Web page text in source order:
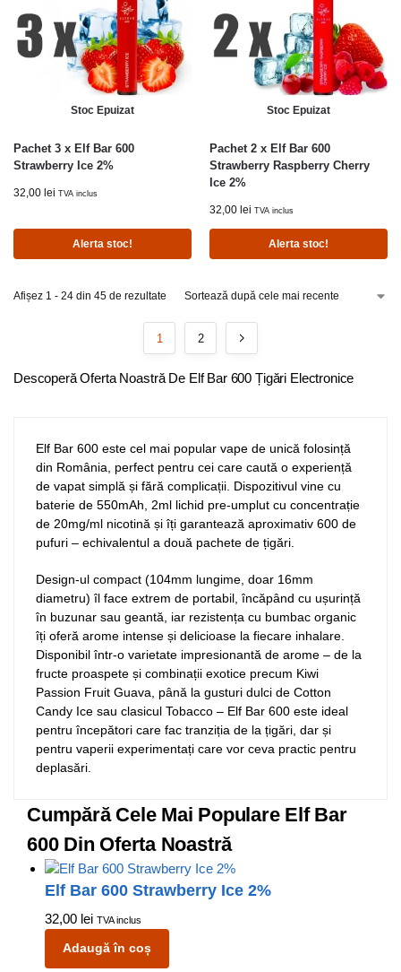
Stoc Epuizat
Pachet 3 x Elf Bar 600
Strawberry Ice 2%
32,00 lei TVA inclus
Alerta stoc!
Stoc Epuizat
Pachet 2 x Elf Bar 600
Strawberry Raspberry Cherry
Ice 2%
32,00 lei TVA inclus
Alerta stoc!
Afișez 1 - 24 din 45 de rezultate
1 2
Descoperă Oferta Noastră De Elf Bar 600 Țigări Electronice
Elf Bar 600 este cel mai popular vape de unică folosință
din România, perfect pentru cei care caută o experiență
de vapat simplă și fără complicații. Dispozitivul vine cu
baterie de 550mAh, 2ml lichid pre-umplut cu concentrație
de 20mg/ml nicotină și îți garantează aproximativ 600 de
pufuri – echivalentul a două pachete de țigări.
Design-ul compact (104mm lungime, doar 16mm
diametru) îl face extrem de portabil, încăpând cu ușurință
în buzunar sau geantă, iar rezistența cu bumbac organic
îți oferă arome intense și delicioase la fiecare inhalare.
Disponibil într-o varietate impresionantă de arome – de la
fructe proaspete și combinații exotice precum Kiwi
Passion Fruit Guava, până la gusturi dulci de Cotton
Candy Ice sau clasicul Tobacco – Elf Bar 600 este ideal
pentru începători care fac tranziția de la țigări, dar și
pentru vaperii experimentați care vor ceva practic pentru
deplasări.
Cumpără Cele Mai Populare Elf Bar
600 Din Oferta Noastră
Elf Bar 600 Strawberry Ice 2%
32,00 lei TVA inclus
Adaugă în coș